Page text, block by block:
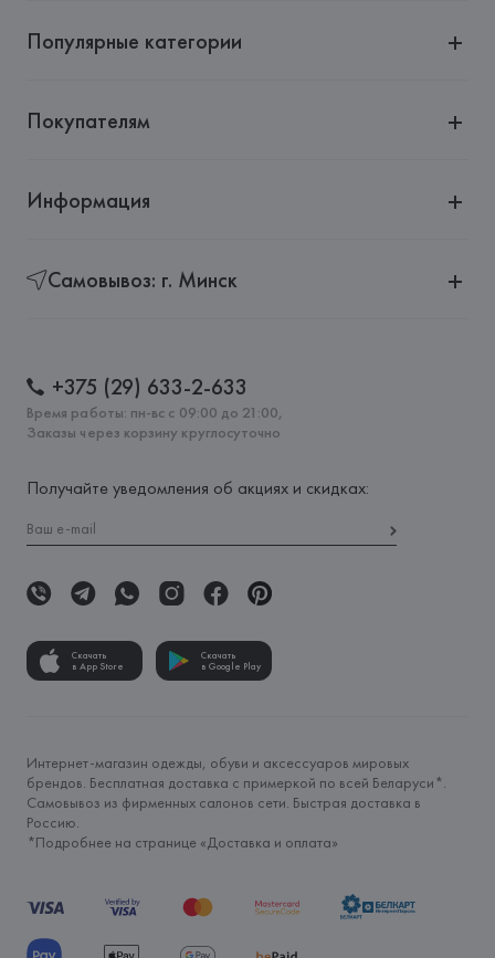
Популярные категории
Покупателям
Информация
Самовывоз: г. Минск
+375 (29) 633-2-633
Время работы: пн-вс с 09:00 до 21:00,
Заказы через корзину круглосуточно
Получайте уведомления об акциях и скидках:
Скачать
в App Store
Скачать
в Google Play
Интернет-магазин одежды, обуви и аксессуаров мировых
брендов. Бесплатная доставка с примеркой по всей Беларуси*.
Самовывоз из фирменных салонов сети. Быстрая доставка в
Россию.
*Подробнее на странице «Доставка и оплата»